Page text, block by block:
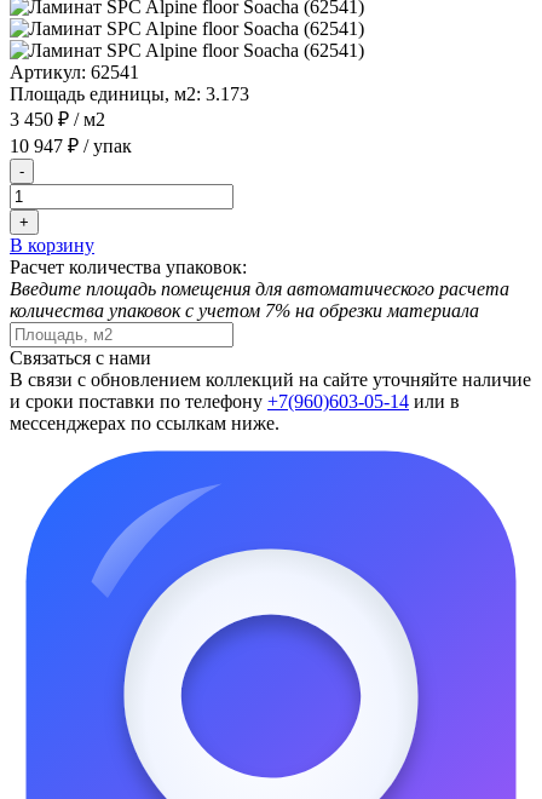
Артикул: 62541
Площадь единицы, м2: 3.173
3 450 ₽ / м2
10 947 ₽ / упак
-
+
В корзину
Расчет количества упаковок:
Введите площадь помещения для автоматического расчета
количества упаковок с учетом 7% на обрезки материала
Связаться с нами
В связи с обновлением коллекций на сайте уточняйте наличие
и сроки поставки по телефону +7(960)603-05-14 или в
мессенджерах по ссылкам ниже.